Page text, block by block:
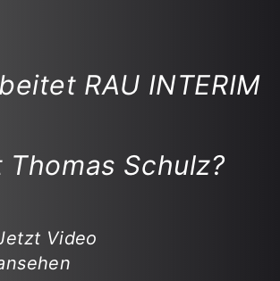
RAU INTERIM
Thomas Schulz?
Video